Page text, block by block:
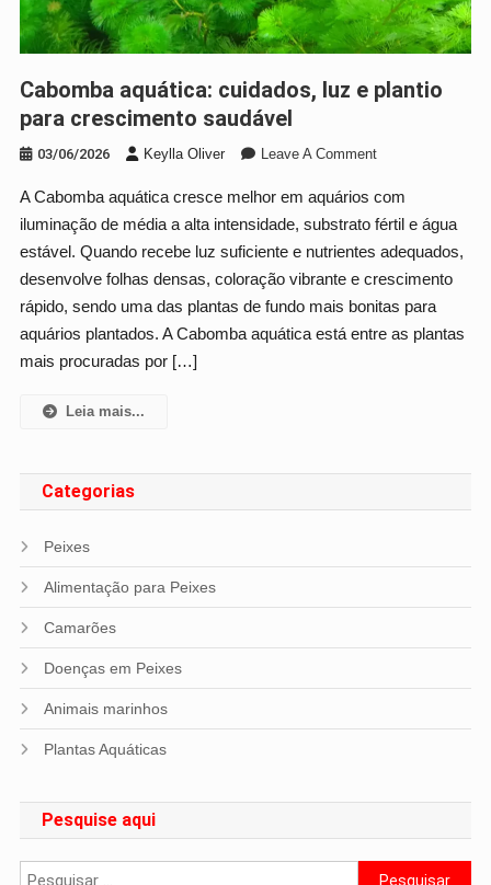
Cabomba aquática: cuidados, luz e plantio
para crescimento saudável
03/06/2026 Keylla Oliver Leave A CommentOn
Aquática:
Cuidados,
Luz
E
Plantio
Crescimento
A Cabomba aquática cresce melhor em aquários com
iluminação de média a alta intensidade, substrato fértil e água
estável. Quando recebe luz suficiente e nutrientes adequados,
desenvolve folhas densas, coloração vibrante e crescimento
rápido, sendo uma das plantas de fundo mais bonitas para
aquários plantados. A Cabomba aquática está entre as plantas
mais procuradas por […]
Leia mais...
Categorias
Peixes
Alimentação para Peixes
Camarões
Doenças em Peixes
Animais marinhos
Plantas Aquáticas
Pesquise aqui
Pesquisar